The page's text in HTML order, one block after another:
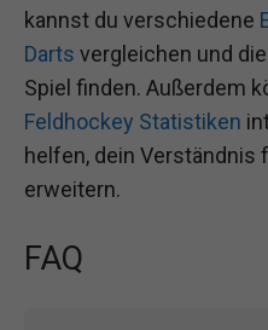
kannst du verschiedene
Darts vergleichen und
Spiel finden. Außerdem
Feldhockey Statistiken
helfen, dein Verständnis
erweitern.
FAQ